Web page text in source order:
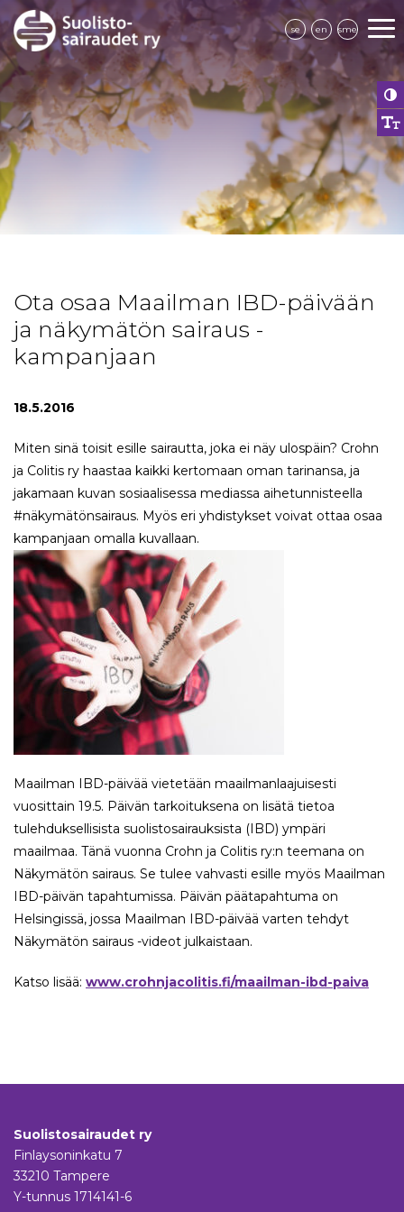
se en sme
Ota osaa Maailman IBD-päivään
ja näkymätön sairaus -
kampanjaan
18.5.2016
Miten sinä toisit esille sairautta, joka ei näy ulospäin? Crohn
ja Colitis ry haastaa kaikki kertomaan oman tarinansa, ja
jakamaan kuvan sosiaalisessa mediassa aihetunnisteella
#näkymätönsairaus. Myös eri yhdistykset voivat ottaa osaa
kampanjaan omalla kuvallaan.
Maailman IBD-päivää vietetään maailmanlaajuisesti
vuosittain 19.5. Päivän tarkoituksena on lisätä tietoa
tulehduksellisista suolistosairauksista (IBD) ympäri
maailmaa. Tänä vuonna Crohn ja Colitis ry:n teemana on
Näkymätön sairaus. Se tulee vahvasti esille myös Maailman
IBD-päivän tapahtumissa. Päivän päätapahtuma on
Helsingissä, jossa Maailman IBD-päivää varten tehdyt
Näkymätön sairaus -videot julkaistaan.
Katso lisää: www.crohnjacolitis.fi/maailman-ibd-paiva
Suolistosairaudet ry
Finlaysoninkatu 7
33210 Tampere
Y-tunnus 1714141-6